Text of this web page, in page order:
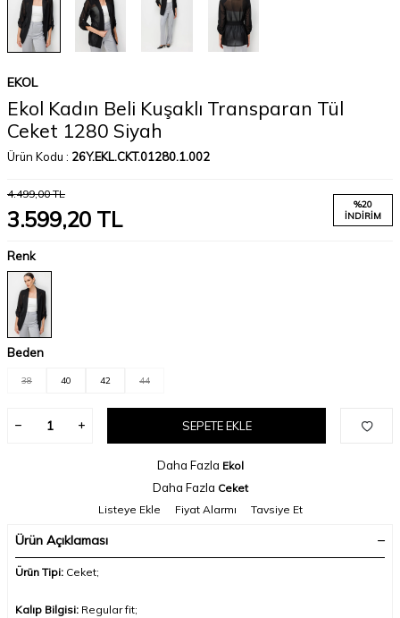
EKOL
Ekol Kadın Beli Kuşaklı Transparan Tül
Ceket 1280 Siyah
Ürün Kodu : 26Y.EKL.CKT.01280.1.002
4.499,00TL
3.599,20 TL
%20
İNDIRIM
Renk
Beden
38 40 42 44
SEPETE EKLE
Daha Fazla Ekol
Daha Fazla Ceket
Listeye Ekle
Fiyat Alarmı Tavsiye Et
Ürün Açıklaması
Ürün Tipi: Ceket;
Kalıp Bilgisi: Regular fit;